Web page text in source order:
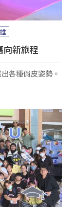
向新旅程
各種俏皮姿勢。